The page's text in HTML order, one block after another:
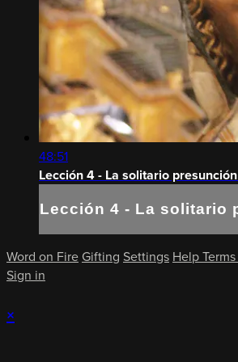
48:51
Lección 4 - La solitario
Lección 4 - La solitario
Word on Fire Gifting Settings HelpTerms
Sign in
×